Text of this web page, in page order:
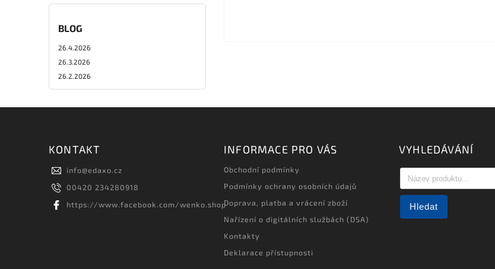
BLOG
26.4.2026
26.3.2026
26.2.2026
KONTAKT
info@edaxo.cz
00420 234280918
https://www.facebook.com/wenko.shop
INFORMACE PRO VÁS
Obchodní podmínky
Podmínky ochrany osobních údajů
Doprava, platba a vrácení zboží
Nařízení o digitálních službách (DSA)
Kontakty
Deklarace přístupnosti
VYHLEDÁVÁNÍ
Hledat